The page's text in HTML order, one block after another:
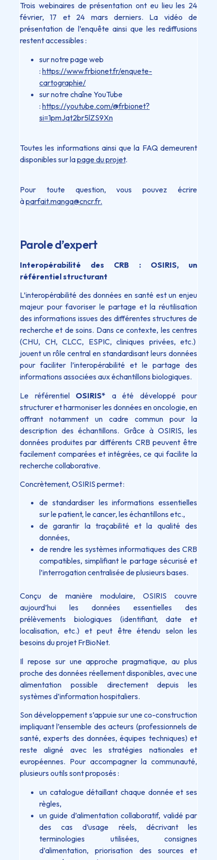
Trois webinaires de présentation ont eu lieu les 24
février, 17 et 24 mars derniers. La vidéo de
présentation de l’enquête ainsi que les rediffusions
restent accessibles :
sur notre page web
: https://www.frbionet.fr/enquete-
cartographie/
sur notre chaîne YouTube
: https://youtube.com/@frbionet?
si=1pmJqt2br5lZS9Xn
Toutes les informations ainsi que la FAQ demeurent
disponibles sur lapage du projet.
Pour toute question, vous pouvez écrire
àparfait.manga@cncr.fr.
Parole d’expert
Interopérabilité des CRB : OSIRIS, un
référentiel structurant
L’interopérabilité des données en santé est un enjeu
majeur pour favoriser le partage et la réutilisation
des informations issues des différentes structures de
recherche et de soins. Dans ce contexte, les centres
(CHU, CH, CLCC, ESPIC, cliniques privées, etc.)
jouent un rôle central en standardisant leurs données
pour faciliter l’interopérabilité et le partage des
informations associées aux échantillons biologiques.
Le référentiel OSIRIS* a été développé pour
structurer et harmoniser les données en oncologie, en
offrant notamment un cadre commun pour la
description des échantillons. Grâce à OSIRIS, les
données produites par différents CRB peuvent être
facilement comparées et intégrées, ce qui facilite la
recherche collaborative.
Concrètement, OSIRIS permet :
de standardiser les informations essentielles
sur le patient, le cancer, les échantillons etc.,
de garantir la traçabilité et la qualité des
données,
de rendre les systèmes informatiques des CRB
compatibles, simplifiant le partage sécurisé et
l’interrogation centralisée de plusieurs bases.
Conçu de manière modulaire, OSIRIS couvre
aujourd’hui les données essentielles des
prélèvements biologiques (identifiant, date et
localisation, etc.) et peut être étendu selon les
besoins du projet FrBioNet.
Il repose sur une approche pragmatique, au plus
proche des données réellement disponibles, avec une
alimentation possible directement depuis les
systèmes d’information hospitaliers.
Son développement s’appuie sur une co-construction
impliquant l’ensemble des acteurs (professionnels de
santé, experts des données, équipes techniques) et
reste aligné avec les stratégies nationales et
européennes. Pour accompagner la communauté,
plusieurs outils sont proposés :
un catalogue détaillant chaque donnée et ses
règles,
un guide d’alimentation collaboratif, validé par
des cas d’usage réels, décrivant les
terminologies utilisées, consignes
d’alimentation, priorisation des sources et